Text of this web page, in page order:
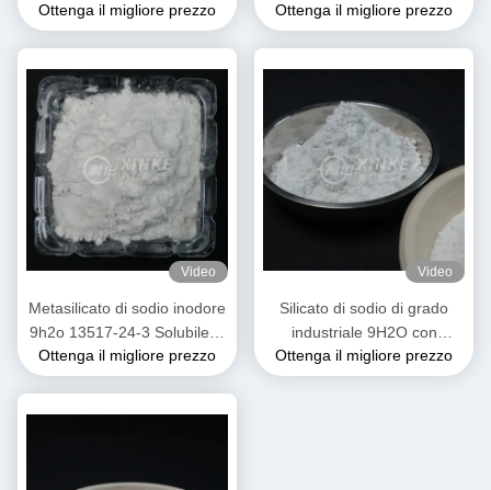
a flusso libero / Polvere
13517-24-3
Ottenga il migliore prezzo
Ottenga il migliore prezzo
Video
Metasilicato di sodio inodore
9h2o 13517-24-3 Solubile in
acqua
Ottenga il migliore prezzo
Video
Silicato di sodio di grado
industriale 9H2O con
solubilità in acqua Soluble e
54% acqua cristallina
Ottenga il migliore prezzo